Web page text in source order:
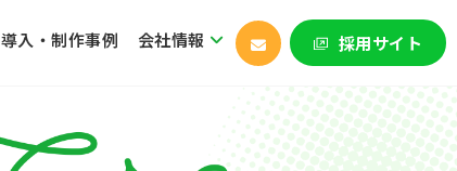
導入・制作事例 会社情報 採用サイト